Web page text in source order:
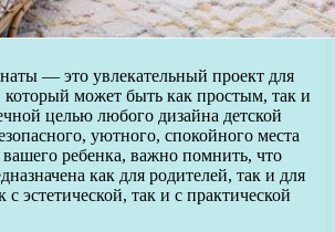
— это увлекательный проект для
который может быть как простым, так и
целью любого дизайна детской
уютного, спокойного места
вашего ребенка, важно помнить, что
как для родителей, так и для
эстетической, так и с практической